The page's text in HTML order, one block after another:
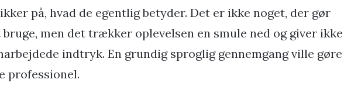
på, hvad de egentlig betyder. Det er ikke noget, der gør
men det trækker oplevelsen en smule ned og giver ikke
indtryk. En grundig sproglig gennemgang ville gøre
professionel.